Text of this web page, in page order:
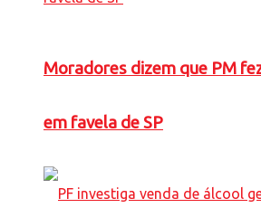
Moradores dizem que PM
em favela de SP